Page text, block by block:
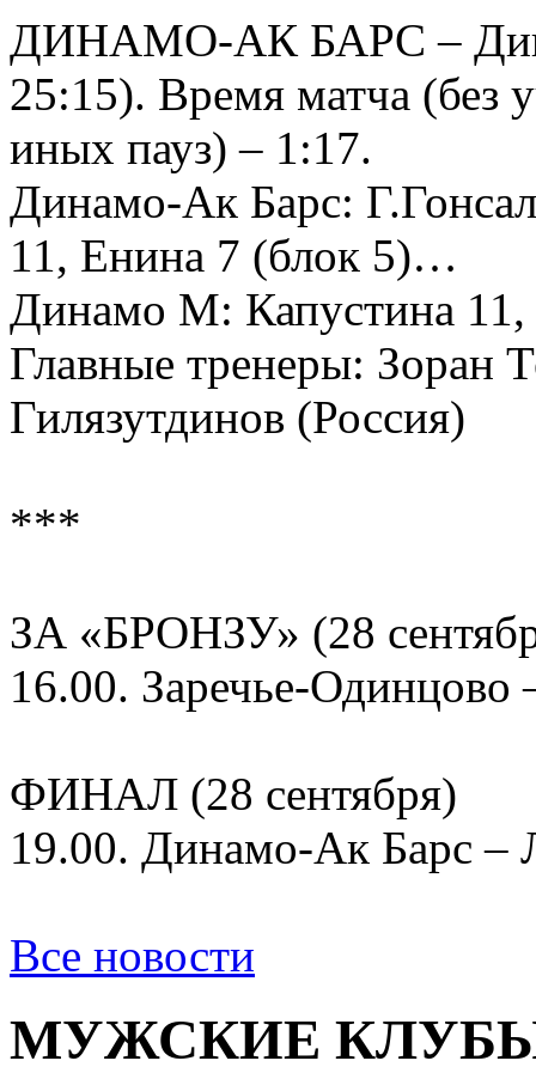
ДИНАМО-АК БАРС –
25:15). Время матча (без
иных пауз) – 1:17.
Динамо-Ак Барс:
11, Енина 7 (блок 5)…
Динамо М: Капустина
Главные тренеры: Зоран
Гилязутдинов (Россия)
***
ЗА «БРОНЗУ» (28
16.00. Заречье-
ФИНАЛ (28 сентября)
19.00. Динамо-Ак Барс –
Все новости
МУЖСКИЕ